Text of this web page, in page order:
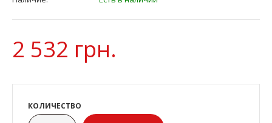
2 532 грн.
КОЛИЧЕСТВО